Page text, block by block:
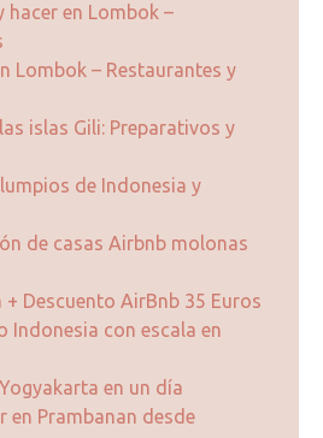
hacer en Lombok –
Lombok – Restaurantes y
islas Gili: Preparativos y
de Indonesia y
de casas Airbnb molonas
Descuento AirBnb 35 Euros
Indonesia con escala en
en un día
en Prambanan desde